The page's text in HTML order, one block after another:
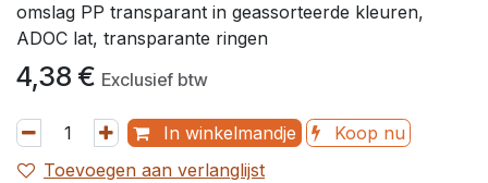
omslag PP transparant in geassorteerde kleuren,
ADOC lat, transparante ringen
4,38 € Exclusief btw
In winkelmandje
Koop nu
Toevoegen aan verlanglijst